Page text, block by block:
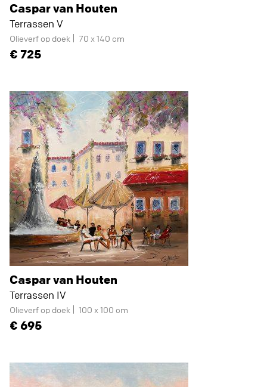
Caspar van Houten
Terrassen V
Olieverf op doek 70 x 140 cm
725
Caspar van Houten
Terrassen IV
Olieverf op doek 100 x 100 cm
695